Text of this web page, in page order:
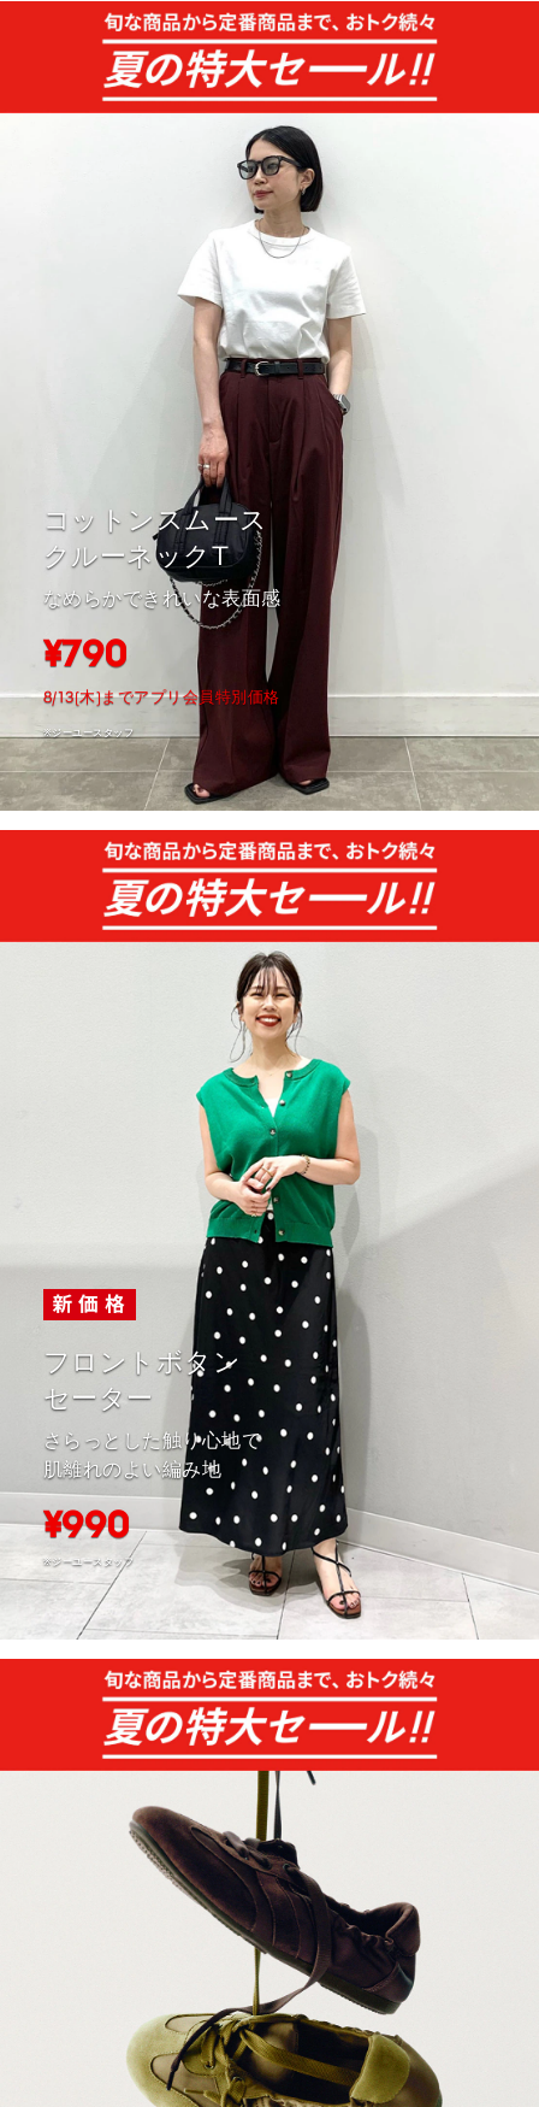
コットンスムース
クルーネックT
なめらかできれいな表面感
¥790
8/13(木)までアプリ会員特別価格
※ジーユースタッフ
フロントボタン
セーター
さらっとした触り心地で
肌離れのよい編み地
¥990
※ジーユースタッフ